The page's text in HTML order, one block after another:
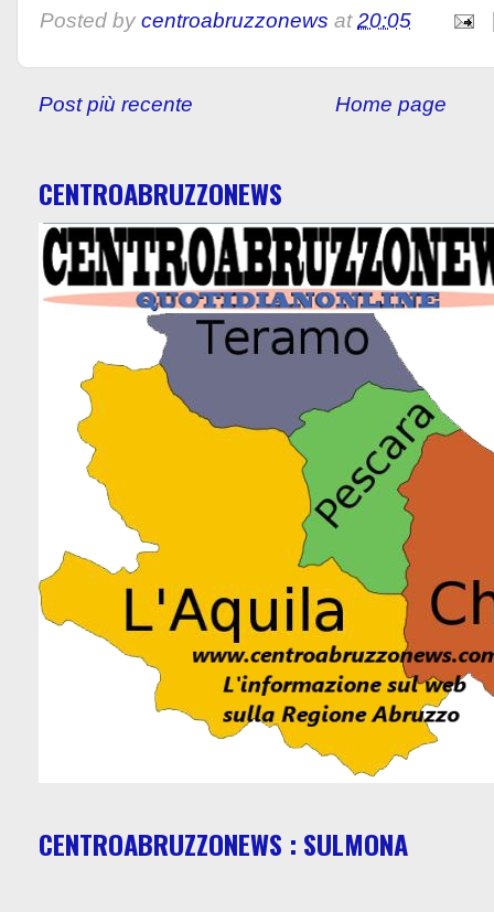
Posted by centroabruzzonews at20:05
Post più recente Home page
CENTROABRUZZONEWS
CENTROABRUZZONEWS : SULMONA